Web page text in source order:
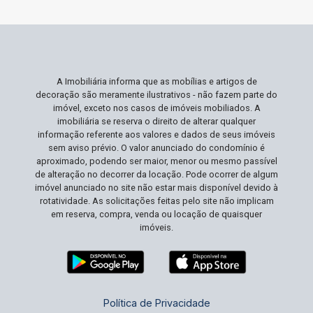
você estava procurando para sua família!
A Imobiliária informa que as mobílias e artigos de
decoração são meramente ilustrativos - não fazem parte do
imóvel, exceto nos casos de imóveis mobiliados. A
imobiliária se reserva o direito de alterar qualquer
informação referente aos valores e dados de seus imóveis
sem aviso prévio. O valor anunciado do condomínio é
aproximado, podendo ser maior, menor ou mesmo passível
de alteração no decorrer da locação. Pode ocorrer de algum
imóvel anunciado no site não estar mais disponível devido à
rotatividade. As solicitações feitas pelo site não implicam
em reserva, compra, venda ou locação de quaisquer
imóveis.
Política de Privacidade